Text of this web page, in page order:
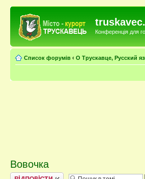
Конференція для
Список форумів ‹ О Трускавце, Русский
Вовочка
Відповісти